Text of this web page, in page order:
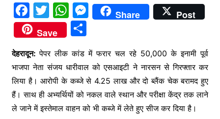
F
a
c
e
b
o
o
T
w
itt
er
W
h
at
s
A
p
p
M
e
s
e
n
g
Share
Post
Save
S
h
ar
e
देहरादून:पेपर लीक कांड में फरार चल रहे 50,000 के इनामी पूर्व
भाजपा नेता संजय धारीवाल को एसआइटी ने नारसन से गिरफ्तार कर
लिया है। आरोपी के कब्जे से 4.25 लाख और दो ब्लैंक चेक बरामद हुए
हैं। साथ ही अभ्यर्थियों को नकल वाले स्थान और परीक्षा केंद्र तक लाने
ले जाने में इस्तेमाल वाहन को भी कब्जे में लेते हुए सीज कर दिया है।